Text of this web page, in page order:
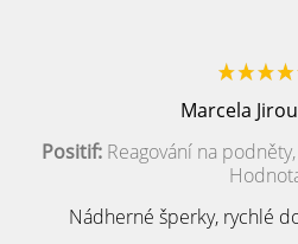
Marcela
Positif: Reagování na
Nádherné šperky, rychlé